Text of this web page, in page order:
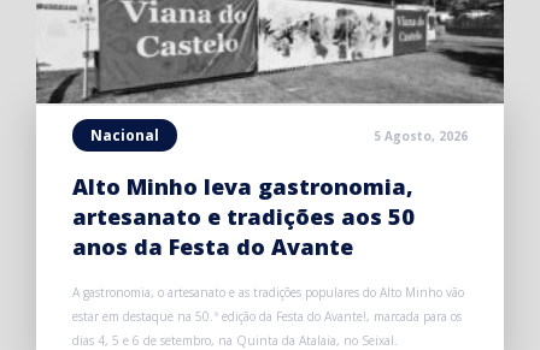
Nacional 5 Agosto, 2026
Alto Minho leva gastronomia,
artesanato e tradições aos 50
anos da Festa do Avante
A gastronomia, o artesanato e as tradições populares do Alto Minho vão
estar em destaque na 50.ª edição da Festa do Avante!, marcada para os
dias 4, 5 e 6 de setembro, na Quinta da Atalaia, no Seixal.